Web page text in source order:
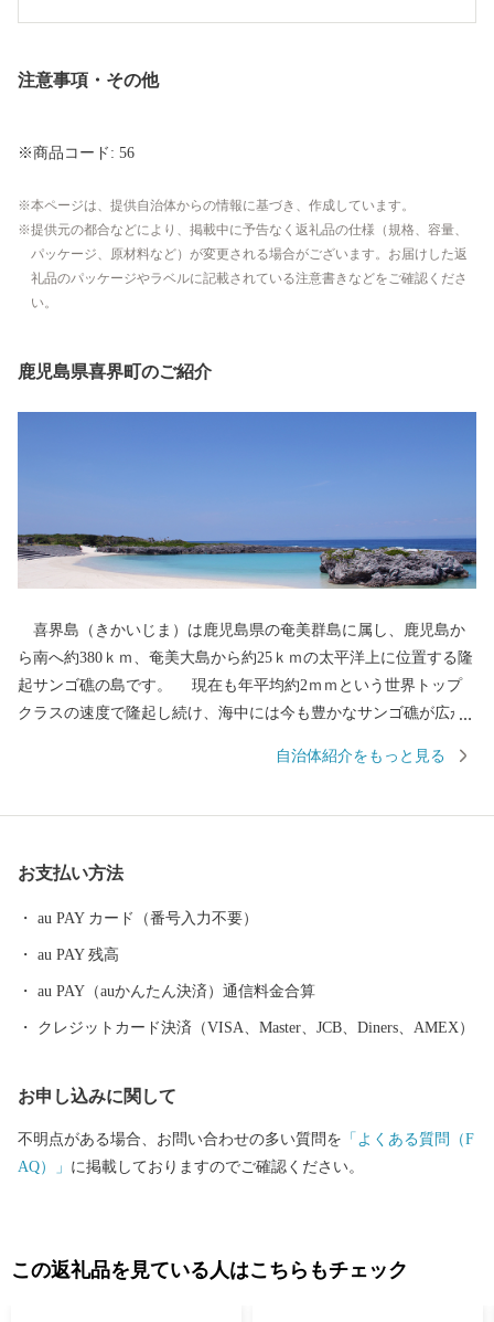
注意事項・その他
※商品コード: 56
本ページは、提供自治体からの情報に基づき、作成しています。
提供元の都合などにより、掲載中に予告なく返礼品の仕様（規格、容量、
パッケージ、原材料など）が変更される場合がございます。お届けした返
礼品のパッケージやラベルに記載されている注意書きなどをご確認くださ
い。
鹿児島県喜界町のご紹介
喜界島（きかいじま）は鹿児島県の奄美群島に属し、鹿児島か
ら南へ約380ｋｍ、奄美大島から約25ｋｍの太平洋上に位置する隆
起サンゴ礁の島です。 現在も年平均約2ｍｍという世界トップ
クラスの速度で隆起し続け、海中には今も豊かなサンゴ礁が広が
サンゴの化石を利用した石垣など、島民の生活はサンゴと共に育
キビを中心とした農業で中でも、白ゴマの生産量は国内一のシェ
自治体紹介をもっと見る
お支払い方法
au PAY カード（番号入力不要）
au PAY 残高
au PAY（auかんたん決済）通信料金合算
クレジットカード決済（VISA、Master、JCB、Diners、AMEX）
お申し込みに関して
不明点がある場合、お問い合わせの多い質問を 「よくある質問（F
AQ）」 に掲載しておりますのでご確認ください。
この返礼品を見ている人はこちらもチェック